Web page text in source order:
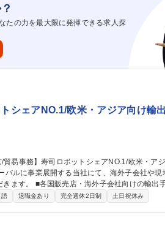
出資金の評価など、専門性が高い評価を行います。
】安定した環境で専門性を活かせる
たの力を最大限に発揮できる求人探
シェアNO.1/欧米・アジア向け輸
バルに事業展開する当社にて、海外子会社や
務 ■受発注・売上確
等）やLC買取手続き ■業務プロセス改善
語 退職金あり 完全週休2日制 土日祝休み